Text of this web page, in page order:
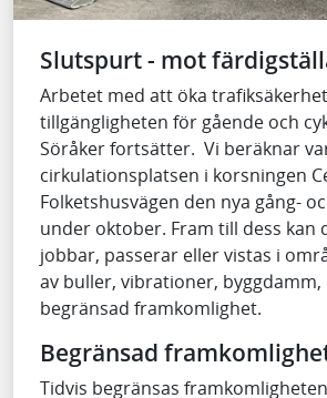
Slutspurt - mot
Arbetet med att öka
tillgängligheten för gående och
Söråker fortsätter. Vi beräknar
cirkulationsplatsen i korsningen
Folketshusvägen den nya gång-
under oktober. Fram till dess kan
jobbar, passerar eller vistas i
av buller, vibrationer, byggdamm,
begränsad framkomlighet.
Begränsad
Tidvis begränsas